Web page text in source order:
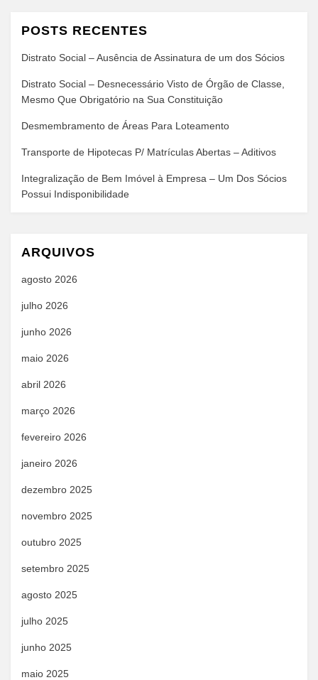
POSTS RECENTES
Distrato Social – Ausência de Assinatura de um dos Sócios
Distrato Social – Desnecessário Visto de Órgão de Classe,
Mesmo Que Obrigatório na Sua Constituição
Desmembramento de Áreas Para Loteamento
Transporte de Hipotecas P/ Matrículas Abertas – Aditivos
Integralização de Bem Imóvel à Empresa – Um Dos Sócios
Possui Indisponibilidade
ARQUIVOS
agosto 2026
julho 2026
junho 2026
maio 2026
abril 2026
março 2026
fevereiro 2026
janeiro 2026
dezembro 2025
novembro 2025
outubro 2025
setembro 2025
agosto 2025
julho 2025
junho 2025
maio 2025